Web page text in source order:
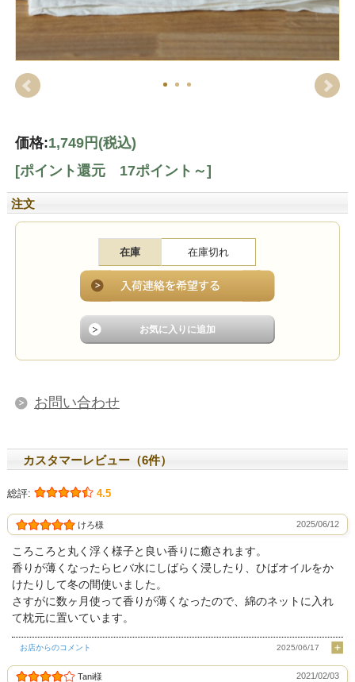
価格:1,749円 (税込)
[ポイント還元 17ポイント～]
注文
在庫 在庫切れ
お問い合わせ
カスタマーレビュー（6件）
総評: 4.5
けろ様 2025/06/12
ころころと丸く浮く様子と良い香りに癒されます。
香りが薄くなったらヒバ水にしばらく浸したり、ひばオイルをか
けたりして冬の間使いました。
さすがに数ヶ月使って香りが薄くなったので、綿のネットに入れ
て枕元に置いています。
お店からのコメント 2025/06/17
Tani様 2021/02/03